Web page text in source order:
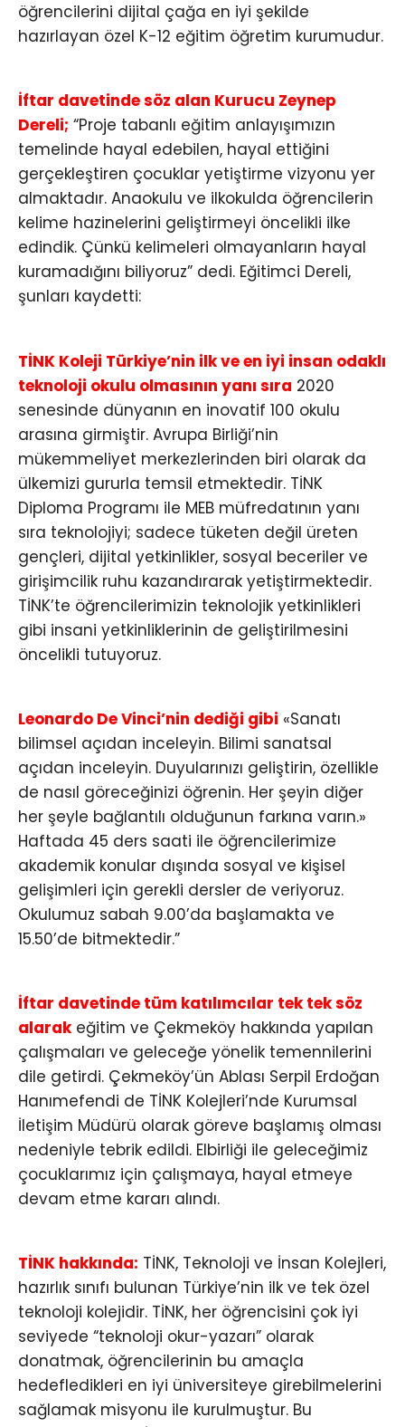
öğrencilerini dijital çağa en iyi şekilde
hazırlayan özel K-12 eğitim öğretim kurumudur.
İftar davetinde söz alan Kurucu Zeynep
Dereli; “Proje tabanlı eğitim anlayışımızın
temelinde hayal edebilen, hayal ettiğini
gerçekleştiren çocuklar yetiştirme vizyonu yer
almaktadır. Anaokulu ve ilkokulda öğrencilerin
kelime hazinelerini geliştirmeyi öncelikli ilke
edindik. Çünkü kelimeleri olmayanların hayal
kuramadığını biliyoruz” dedi. Eğitimci Dereli,
şunları kaydetti:
TİNK Koleji Türkiye’nin ilk ve en iyi insan odaklı
teknoloji okulu olmasının yanı sıra 2020
senesinde dünyanın en inovatif 100 okulu
arasına girmiştir. Avrupa Birliği’nin
mükemmeliyet merkezlerinden biri olarak da
ülkemizi gururla temsil etmektedir. TİNK
Diploma Programı ile MEB müfredatının yanı
sıra teknolojiyi; sadece tüketen değil üreten
gençleri, dijital yetkinlikler, sosyal beceriler ve
girişimcilik ruhu kazandırarak yetiştirmektedir.
TİNK’te öğrencilerimizin teknolojik yetkinlikleri
gibi insani yetkinliklerinin de geliştirilmesini
öncelikli tutuyoruz.
Leonardo De Vinci’nin dediği gibi «Sanatı
bilimsel açıdan inceleyin. Bilimi sanatsal
açıdan inceleyin. Duyularınızı geliştirin, özellikle
de nasıl göreceğinizi öğrenin. Her şeyin diğer
her şeyle bağlantılı olduğunun farkına varın.»​​​​​​​​
Haftada 45 ders saati ile öğrencilerimize
akademik konular dışında sosyal ve kişisel
gelişimleri için gerekli dersler de veriyoruz.
Okulumuz sabah 9.00’da başlamakta ve
15.50’de bitmektedir.”
İftar davetinde tüm katılımcılar tek tek söz
alarakeğitim ve Çekmeköy hakkında yapılan
çalışmaları ve geleceğe yönelik temennilerini
dile getirdi. Çekmeköy’ün Ablası Serpil Erdoğan
Hanımefendi de TİNK Kolejleri’nde Kurumsal
İletişim Müdürü olarak göreve başlamış olması
nedeniyle tebrik edildi. Elbirliği ile geleceğimiz
çocuklarımız için çalışmaya, hayal etmeye
devam etme kararı alındı.
TİNK hakkında: TİNK, Teknoloji ve İnsan Kolejleri,
hazırlık sınıfı bulunan Türkiye’nin ilk ve tek özel
teknoloji kolejidir. TİNK, her öğrencisini çok iyi
seviyede “teknoloji okur-yazarı” olarak
donatmak, öğrencilerinin bu amaçla
hedefledikleri en iyi üniversiteye girebilmelerini
sağlamak misyonu ile kurulmuştur. Bu